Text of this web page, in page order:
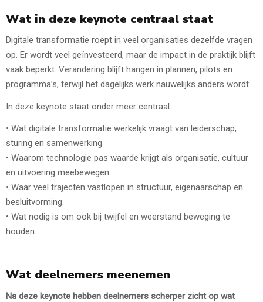
Wat in deze keynote centraal staat
Digitale transformatie roept in veel organisaties dezelfde vragen
op. Er wordt veel geïnvesteerd, maar de impact in de praktijk blijft
vaak beperkt. Verandering blijft hangen in plannen, pilots en
programma’s, terwijl het dagelijks werk nauwelijks anders wordt.
In deze keynote staat onder meer centraal:
• Wat digitale transformatie werkelijk vraagt van leiderschap,
sturing en samenwerking.
• Waarom technologie pas waarde krijgt als organisatie, cultuur
en uitvoering meebewegen.
• Waar veel trajecten vastlopen in structuur, eigenaarschap en
besluitvorming.
• Wat nodig is om ook bij twijfel en weerstand beweging te
houden.
Wat deelnemers meenemen
Na deze keynote hebben deelnemers scherper zicht op wat